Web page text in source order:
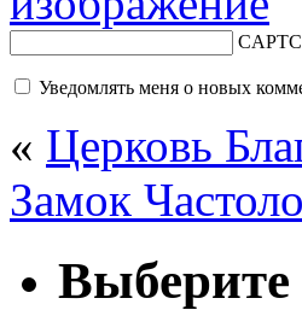
Уведомлять меня о новых
« Церковь
Замок
Выберите